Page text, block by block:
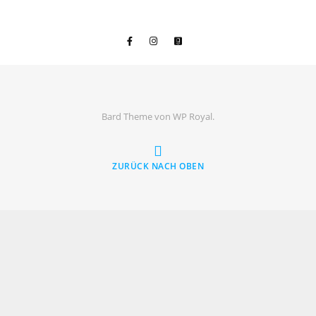
Bard Theme von WP Royal.
ZURÜCK NACH OBEN